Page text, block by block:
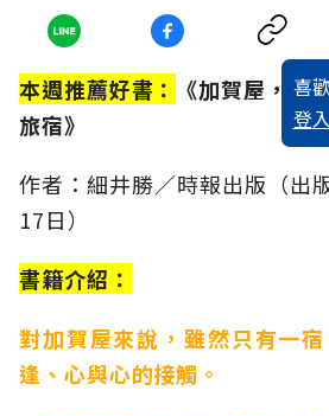
喜
登入
本週推薦好書：
《加賀屋，與
旅宿》
作者：細井勝／時報出版（出
17日）
書籍介紹：
對加賀屋來說，雖然只有一
逢、心與心的接觸。